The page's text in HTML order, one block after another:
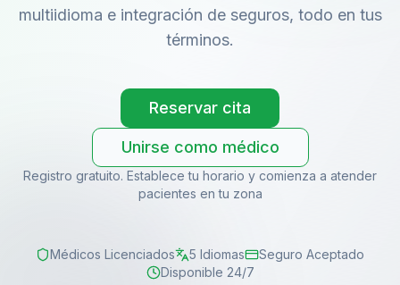
multiidioma e integración de seguros, todo en tus
términos.
Reservar cita
Unirse como médico
Registro gratuito. Establece tu horario y comienza a atender
pacientes en tu zona
Médicos Licenciados 5 Idiomas
Seguro Aceptado
Disponible 24/7